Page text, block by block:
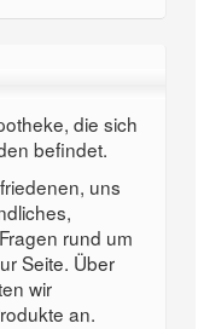
die sich
befindet.
uns
rund um
Seite. Über
wir
an.